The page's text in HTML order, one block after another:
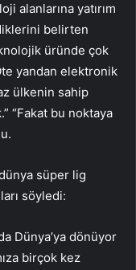
alanlarına yatırım
belirten
üründe çok
yandan elektronik
ülkenin sahip
“Fakat bu noktaya
süper lig
söyledi:
Dünya’ya dönüyor
birçok kez